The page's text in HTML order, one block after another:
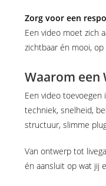
Zorg voor een
Een video moet zich
zichtbaar én mooi,
Waarom een
Een video
techniek, snelheid,
structuur, slimme
Van ontwerp tot
én aansluit op wat jij